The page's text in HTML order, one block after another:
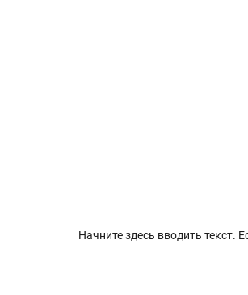
Начните здесь вводить текст.